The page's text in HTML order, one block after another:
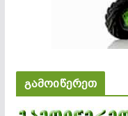
გამოიწერეთ